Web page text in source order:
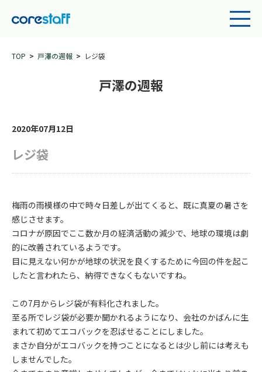
TOP 戸澤の週報 レジ袋
戸澤の週報
2020年07月12日
レジ袋
梅雨の雨模様の中で時々日差しが出てくると、既に真夏の暑さを
感じさせます。
コロナが原因でここ数か月の経済活動の減少で、地球の環境は劇
的に改善されているようです。​
目に見えない何かが地球の状況を良くするために今回の件を起こ
したと言われたら、納得できなくもないですね。
この7月からレジ袋が有料化されました。
至る所でレジ袋が必要か聞かれるようになり、会社のかばんに生
まれて初めてエコバックを忍ばせることにしました。
まさか自分がエコバックを持つことになるとは少し前には考えも
しませんでした。